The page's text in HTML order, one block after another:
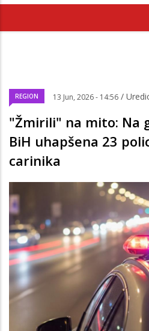
REGION 13 Jun, 2026 - 14:56 /
"Žmirili" na mito: Na
BiH uhapšena 23
carinika